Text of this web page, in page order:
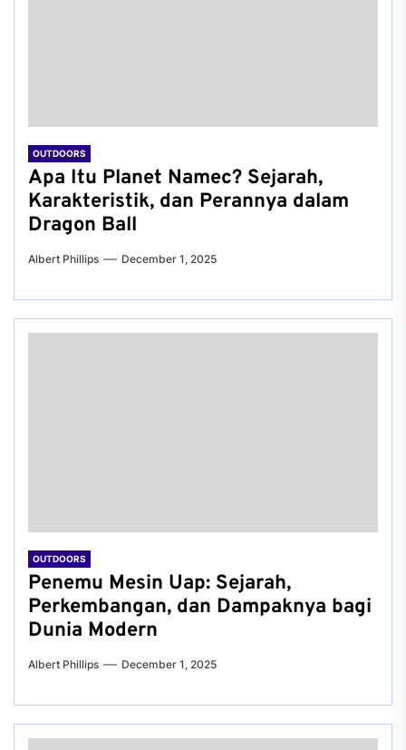
OUTDOORS
Apa Itu Planet Namec? Sejarah,
Karakteristik, dan Perannya dalam
Dragon Ball
Albert Phillips December 1, 2025
OUTDOORS
Penemu Mesin Uap: Sejarah,
Perkembangan, dan Dampaknya bagi
Dunia Modern
Albert Phillips December 1, 2025